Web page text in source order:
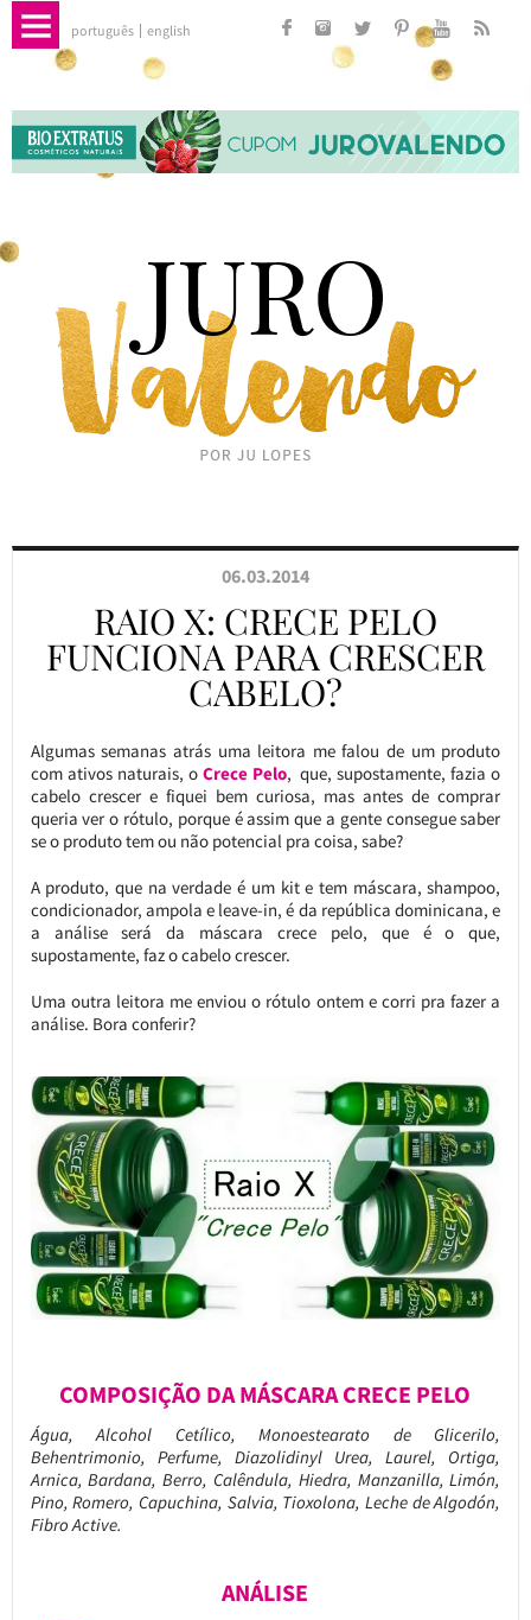
português english
06.03.2014
RAIO X: CRECE PELO
FUNCIONA PARA CRESCER
CABELO?
Algumas semanas atrás uma leitora me falou de um produto
com ativos naturais, o Crece Pelo, que, supostamente, fazia o
cabelo crescer e fiquei bem curiosa, mas antes de comprar
queria ver o rótulo, porque é assim que a gente consegue saber
se o produto tem ou não potencial pra coisa, sabe?
A produto, que na verdade é um kit e tem máscara, shampoo,
condicionador, ampola e leave-in, é da república dominicana, e
a análise será da máscara crece pelo, que é o que,
supostamente, faz o cabelo crescer.
Uma outra leitora me enviou o rótulo ontem e corri pra fazer a
análise. Bora conferir?
COMPOSIÇÃO DA MÁSCARA CRECE PELO
Água, Alcohol Cetílico, Monoestearato de Glicerilo,
Behentrimonio, Perfume, Diazolidinyl Urea, Laurel, Ortiga,
Arnica, Bardana, Berro, Calêndula, Hiedra, Manzanilla, Limón,
Pino, Romero, Capuchina, Salvia, Tioxolona, Leche de Algodón,
Fibro Active.
ANÁLISE